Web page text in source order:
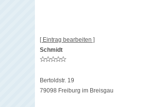
[ Eintrag bearbeiten ]
Schmidt
Bertoldstr. 19
79098 Freiburg im Breisgau